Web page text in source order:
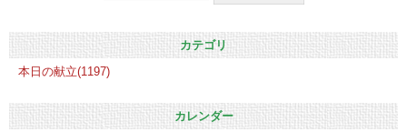
カテゴリ
本日の献立(1197)
カレンダー